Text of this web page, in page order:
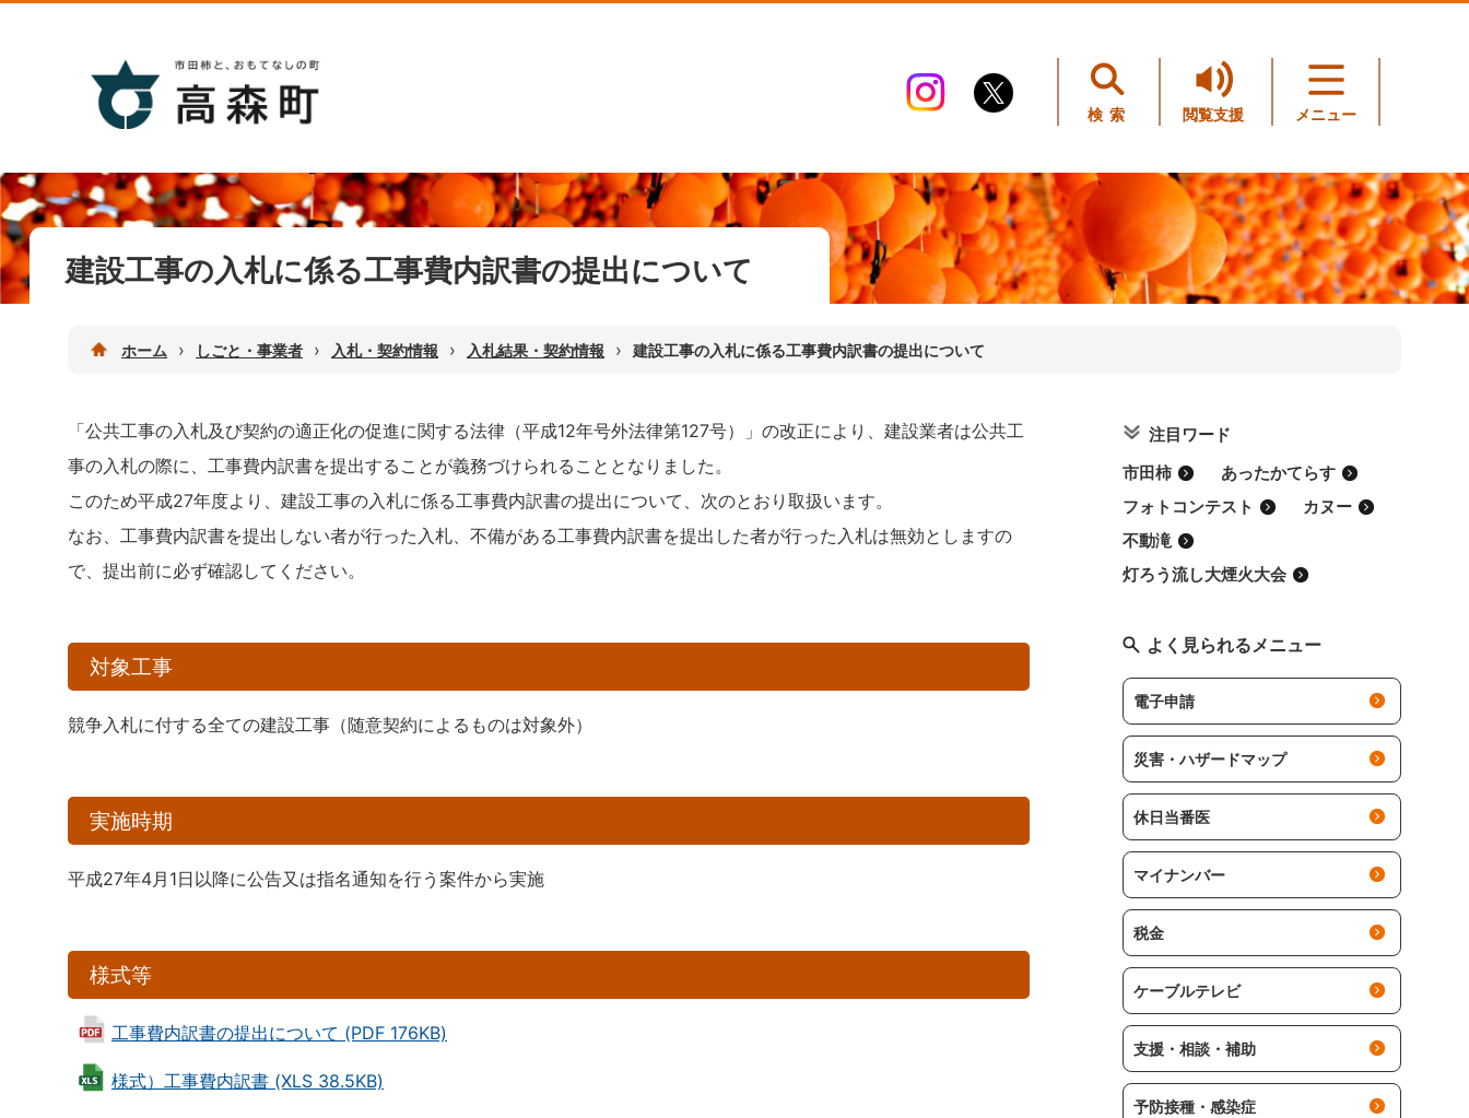
検索 閲覧支援 メニュー
建設工事の入札に係る工事費内訳書の提出について
ホーム › しごと・事業者 › 入札・契約情報 › 入札結果・契約情報 › 建設工事の入札に係る工事費内訳書の提出について
「公共工事の入札及び契約の適正化の促進に関する法律（平成12年号外法律第127号）」の改正により、建設業者は公共工
事の入札の際に、工事費内訳書を提出することが義務づけられることとなりました。
このため平成27年度より、建設工事の入札に係る工事費内訳書の提出について、次のとおり取扱います。
なお、工事費内訳書を提出しない者が行った入札、不備がある工事費内訳書を提出した者が行った入札は無効としますの
で、提出前に必ず確認してください。
対象工事
競争入札に付する全ての建設工事（随意契約によるものは対象外）
実施時期
平成27年4月1日以降に公告又は指名通知を行う案件から実施
様式等
工事費内訳書の提出について (PDF 176KB)
様式）工事費内訳書 (XLS 38.5KB)
注目ワード
市田柿
あったかてらす
フォトコンテスト
カヌー
不動滝
灯ろう流し大煙火大会
よく見られるメニュー
電子申請
災害・ハザードマップ
休日当番医
マイナンバー
税金
ケーブルテレビ
支援・相談・補助
予防接種・感染症